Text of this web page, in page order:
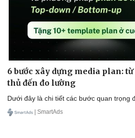
Cải chính
6 bước xây dựng media plan:
thủ đến đo lường
Dưới đây là chi tiết các bước quan trọng
| SmartAds